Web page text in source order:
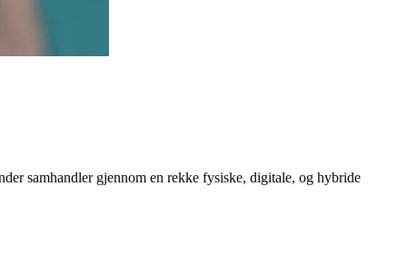
samhandler gjennom en rekke fysiske, digitale, og hybride